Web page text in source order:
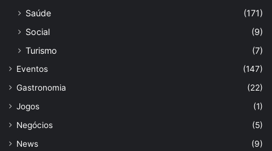
Saúde
(171)
Social
(9)
Turismo
(7)
Eventos
(147)
Gastronomia
(22)
Jogos
(1)
Negócios
(5)
News
(9)